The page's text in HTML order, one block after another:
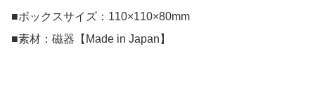
■ボックスサイズ：110×110×80mm
■素材：磁器【Made in Japan】